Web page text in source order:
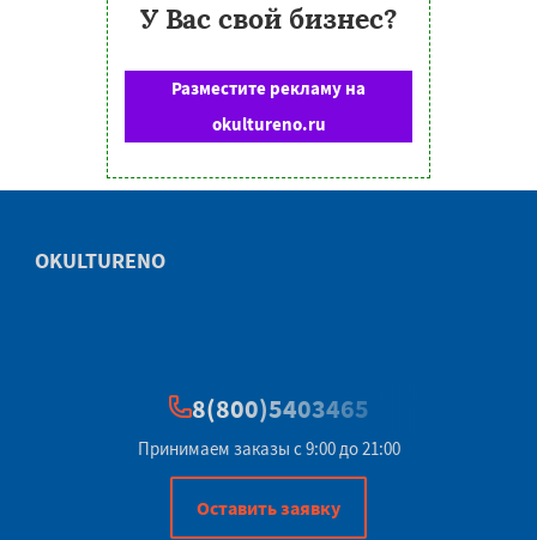
У Вас свой бизнес?
Разместите рекламу на
okultureno.ru
OKULTURENO
8(800)5403465
Принимаем заказы с 9:00 до 21:00
Оставить заявку